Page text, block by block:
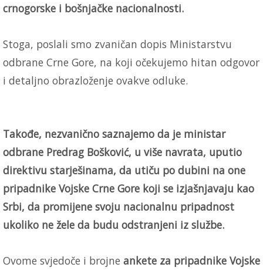
crnogorske i bošnjačke nacionalnosti.
Stoga, poslali smo zvaničan dopis Ministarstvu
odbrane Crne Gore, na koji očekujemo hitan odgovor
i detaljno obrazloženje ovakve odluke.
Takođe, nezvanično saznajemo da je ministar
odbrane Predrag Bošković, u više navrata, uputio
direktivu starješinama, da utiču po dubini na one
pripadnike Vojske Crne Gore koji se izjašnjavaju kao
Srbi, da promijene svoju nacionalnu pripadnost
ukoliko ne žele da budu odstranjeni iz službe.
Ovome svjedoče i brojne ankete za pripadnike Vojske